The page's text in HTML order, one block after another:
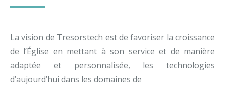
La vision de Tresorstech est de favoriser la croissance
de l’Église en mettant à son service et de manière
adaptée et personnalisée, les technologies
d’aujourd’hui dans les domaines de